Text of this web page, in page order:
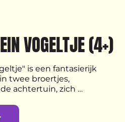
VOGELTJE (4+)
is een fantasierijk
twee broertjes,
achtertuin, zich
en acrobatiek
Giorgio Costa, samen